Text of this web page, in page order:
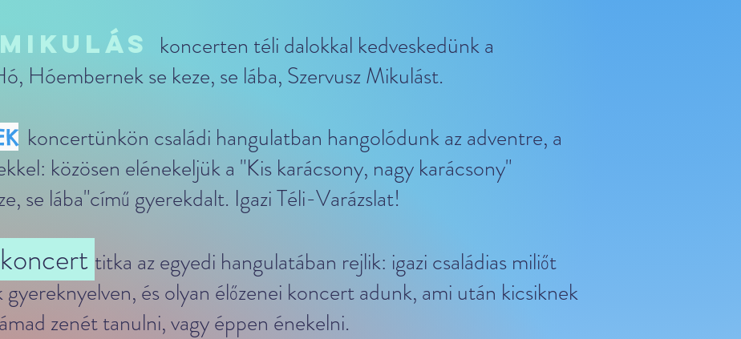
koncerten téli dalokkal kedveskedünk a
Hóembernek se keze, se lába, Szervusz Mikulást.
koncertünkön családi hangulatban hangolódunk az adventre, a
közösen elénekeljük a "Kis karácsony, nagy karácsony"
se lába"című gyerekdalt. Igazi Téli-Varázslat!
titka az egyedi hangulatában rejlik: igazi családias miliőt
és olyan élőzenei koncert adunk, ami után kicsiknek
zenét tanulni, vagy éppen énekelni.